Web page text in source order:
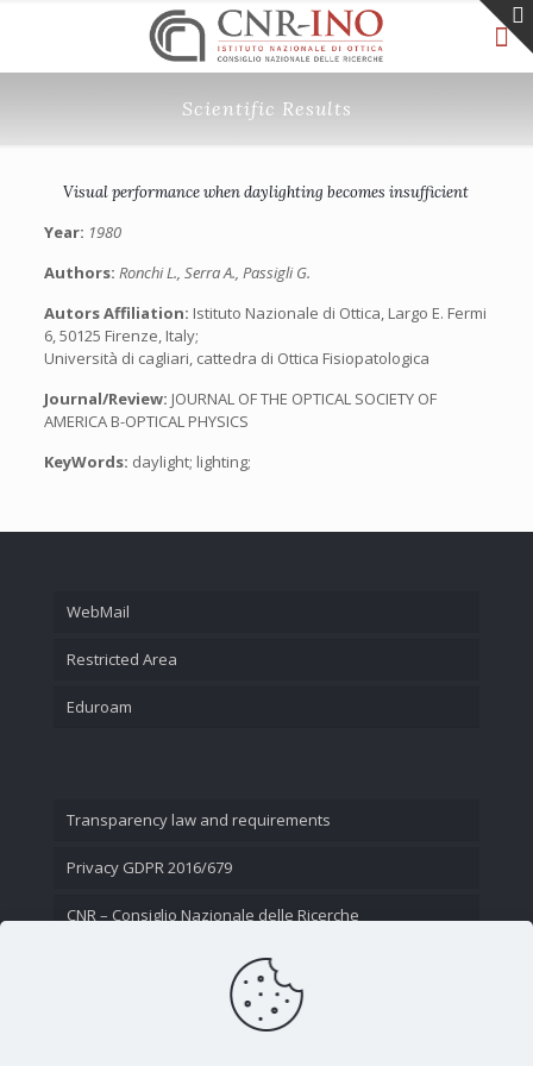
Scientific Results
Visual performance when daylighting becomes insufficient
Year: 1980
Authors: Ronchi L., Serra A., Passigli G.
Autors Affiliation: Istituto Nazionale di Ottica, Largo E. Fermi
6, 50125 Firenze, Italy;
Università di cagliari, cattedra di Ottica Fisiopatologica
Journal/Review: JOURNAL OF THE OPTICAL SOCIETY OF
AMERICA B-OPTICAL PHYSICS
KeyWords: daylight; lighting;
WebMail
Restricted Area
Eduroam
Transparency law and requirements
Privacy GDPR 2016/679
CNR – Consiglio Nazionale delle Ricerche